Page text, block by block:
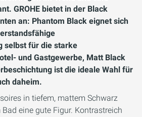
GROHE bietet in der Black
an: Phantom Black eignet sich
selbst für die starke
und Gastgewerbe, Matt Black
ist die ideale Wahl für
daheim.
in tiefem, mattem Schwarz
eine gute Figur. Kontrastreich